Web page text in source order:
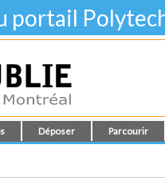
portail
Déposer Parcourir